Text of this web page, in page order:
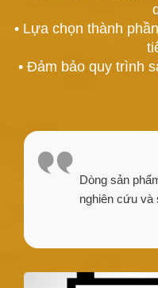
• Lựa chọn thành
• Đảm bảo quy trình
Dòng sản
nghiên cứu và